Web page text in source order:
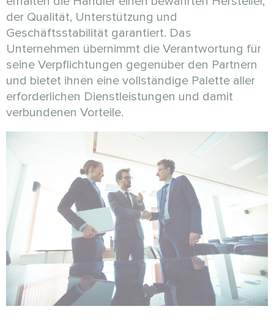
der Qualität, Unterstützung und
Geschäftsstabilität garantiert. Das
Unternehmen übernimmt die Verantwortung für
seine Verpflichtungen gegenüber den Partnern
und bietet ihnen eine vollständige Palette aller
erforderlichen Dienstleistungen und damit
verbundenen Vorteile.